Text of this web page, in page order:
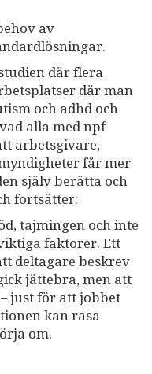
av
där flera
där man
och adhd och
alla med npf
arbetsgivare,
får mer
själv berätta och
fortsätter:
tajmingen och inte
faktorer. Ett
deltagare beskrev
jättebra, men att
just för att jobbet
kan rasa
om.